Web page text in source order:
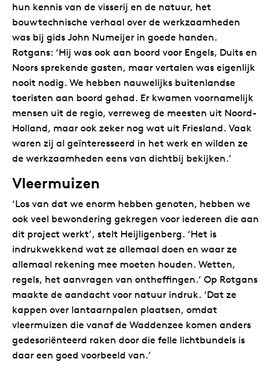
hun kennis van de visserij en de natuur, het
bouwtechnische verhaal over de werkzaamheden
was bij gids John Numeijer in goede handen.
Rotgans: ‘Hij was ook aan boord voor Engels, Duits en
Noors sprekende gasten, maar vertalen was eigenlijk
nooit nodig. We hebben nauwelijks buitenlandse
toeristen aan boord gehad. Er kwamen voornamelijk
mensen uit de regio, verreweg de meesten uit Noord-
Holland, maar ook zeker nog wat uit Friesland. Vaak
waren zij al geïnteresseerd in het werk en wilden ze
de werkzaamheden eens van dichtbij bekijken.’
Vleermuizen
‘Los van dat we enorm hebben genoten, hebben we
ook veel bewondering gekregen voor iedereen die aan
dit project werkt’, stelt Heijligenberg. ‘Het is
indrukwekkend wat ze allemaal doen en waar ze
allemaal rekening mee moeten houden. Wetten,
regels, het aanvragen van ontheffingen.’ Op Rotgans
maakte de aandacht voor natuur indruk. ‘Dat ze
kappen over lantaarnpalen plaatsen, omdat
vleermuizen die vanaf de Waddenzee komen anders
gedesoriënteerd raken door die felle lichtbundels is
daar een goed voorbeeld van.’